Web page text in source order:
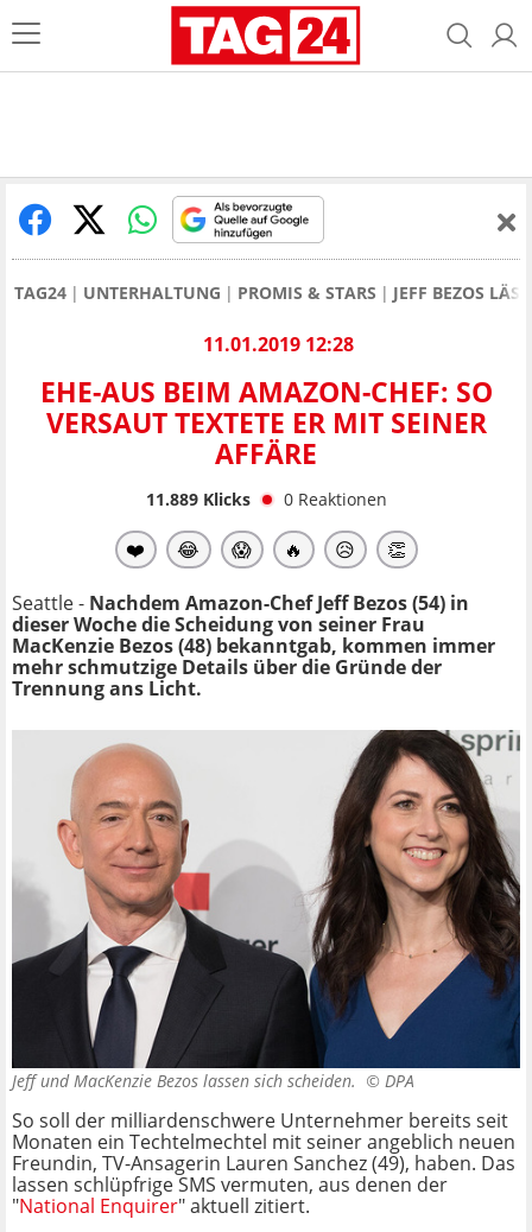
TAG24 UNTERHALTUNG PROMIS & STARS JEFF BEZOS
11.01.2019 12:28
EHE-AUS BEIM AMAZON-CHEF: SO
VERSAUT TEXTETE ER MIT SEINER
AFFÄRE
11.889Klicks 0 Reaktionen
❤️ 😂 😱 🔥 😥 👏
Seattle - Nachdem Amazon-Chef Jeff Bezos (54) in
dieser Woche die Scheidung von seiner Frau
MacKenzie Bezos (48) bekanntgab, kommen immer
mehr schmutzige Details über die Gründe der
Trennung ans Licht.
Jeff und MacKenzie Bezos lassen sich scheiden. © DPA
So soll der milliardenschwere Unternehmer bereits seit
Monaten ein Techtelmechtel mit seiner angeblich neuen
Freundin, TV-Ansagerin Lauren Sanchez (49), haben. Das
lassen schlüpfrige SMS vermuten, aus denen der
"National Enquirer" aktuell zitiert.